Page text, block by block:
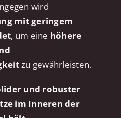
wird
mit geringem
, um eine höhere
zu gewährleisten.
und robuster
im Inneren der